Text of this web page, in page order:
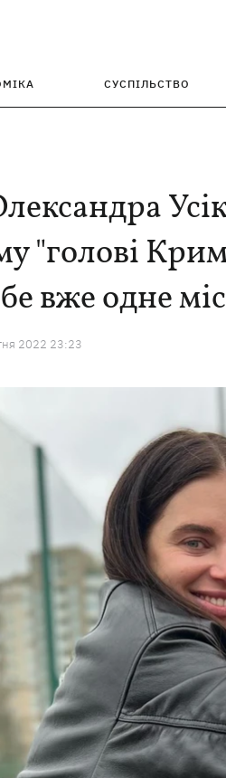
СУСПІЛЬСТВО
"голові
вже одне
2022 23:23